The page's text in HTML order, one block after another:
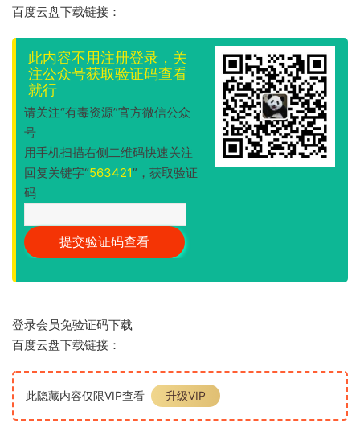
百度云盘下载链接：
此内容不用注册登录，关
注公众号获取验证码查看
就行
请关注“有毒资源”官方微信公众
号
用手机扫描右侧二维码快速关注
回复关键字“563421”，获取验证
码
登录会员免验证码下载
百度云盘下载链接：
此隐藏内容仅限VIP查看 升级VIP